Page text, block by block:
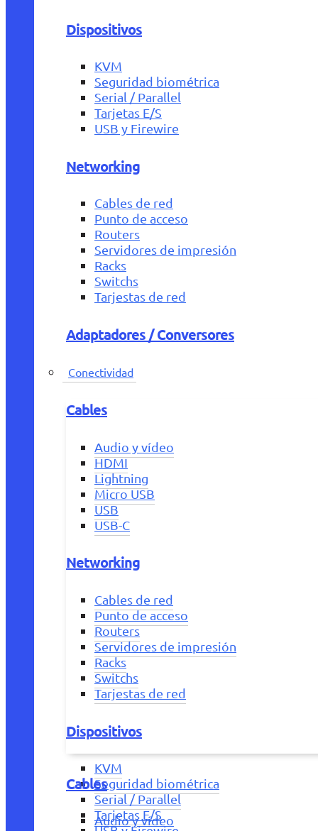
Dispositivos
KVM
Seguridad biométrica
Serial / Parallel
Tarjetas E/S
USB y Firewire
Networking
Cables de red
Punto de acceso
Routers
Servidores de impresión
Racks
Switchs
Tarjestas de red
Adaptadores / Conversores
Conectividad
Cables
Audio y vídeo
HDMI
Lightning
Micro USB
USB
USB-C
Networking
Cables de red
Punto de acceso
Routers
Servidores de impresión
Racks
Switchs
Tarjestas de red
Dispositivos
KVM
Seguridad biométrica
Serial / Parallel
Tarjetas E/S
Cables
Audio y vídeo